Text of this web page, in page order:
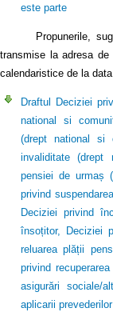
este parte
Propunerile,
transmise la adresa de
calendaristice de la
Draftul Deciziei
national si
(drept national si
invaliditate (drept
pensiei de urmaș
privind
Deciziei privind
însoțitor, Deciziei
reluarea plății
privind
asigurări sociale/
aplicarii